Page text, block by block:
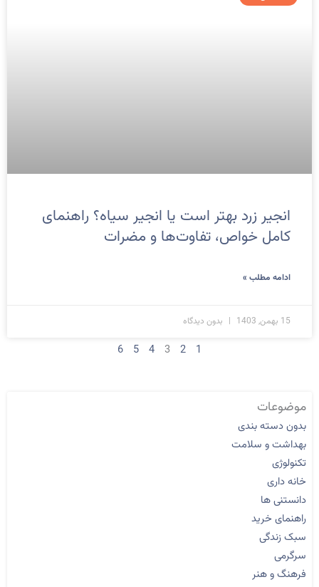
انجیر زرد بهتر است یا انجیر سیاه؟ راهنمای
کامل خواص، تفاوت‌ها و مضرات
ادامه مطلب »
15 بهمن, 1403 بدون دیدگاه
1
2
3
4
5
6
موضوعات
بدون دسته بندی
بهداشت و سلامت
تکنولوژی
خانه داری
دانستنی ها
راهنمای خرید
سبک زندگی
سرگرمی
فرهنگ و هنر